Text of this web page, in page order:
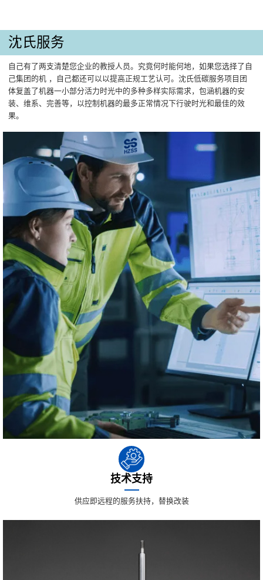
沈氏服务
自己有了两支清楚您企业的教授人员。究竟何时能何地，如果您选择了自
己集团的机 ，自己都还可以以提高正规工艺认可。沈氏低碳服务项目团
体复盖了机器一小部分活力时光中的多种多样实际需求，包涵机器的安
装、维系、完善等，以控制机器的最多正常情况下行驶时光和最佳的效
果。
技术支持
供应即远程的服务扶持，替换改装